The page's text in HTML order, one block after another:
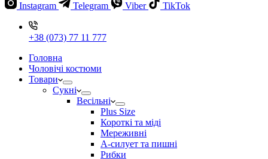
Instagram Telegram Viber TikTok
+38 (073) 77 11 777
Головна
Чоловічі костюми
Товари
Сукні
Весільні
Plus Size
Короткі та міді
Мереживні
А-силует та пишні
Рибки